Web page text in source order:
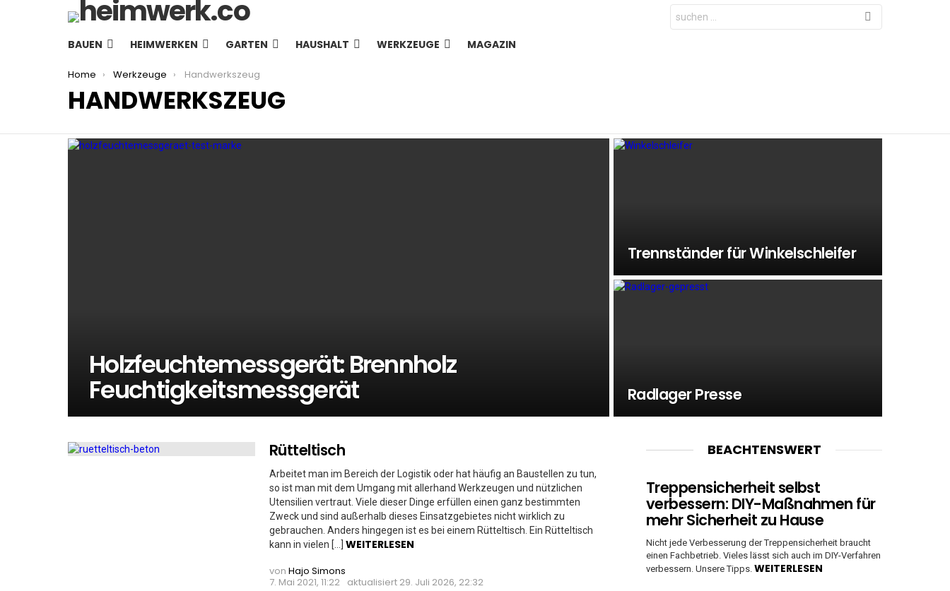
Search
for:
BAUEN HEIMWERKEN GARTEN HAUSHALT WERKZEUGE MAGAZIN
You are here:
Home Werkzeuge Handwerkszeug
HANDWERKSZEUG
LATEST
Holzfeuchtemessgerät: Brennholz
Feuchtigkeitsmessgerät
Trennständer für Winkelschleifer
Radlager Presse
MORE
Rütteltisch
Arbeitet man im Bereich der Logistik oder hat häufig an Baustellen zu tun,
so ist man mit dem Umgang mit allerhand Werkzeugen und nützlichen
Utensilien vertraut. Viele dieser Dinge erfüllen einen ganz bestimmten
Zweck und sind außerhalb dieses Einsatzgebietes nicht wirklich zu
gebrauchen. Anders hingegen ist es bei einem Rütteltisch. Ein Rütteltisch
kann in vielen […] WEITERLESEN
von Hajo Simons
7. Mai 2021, 11:22 aktualisiert 29. Juli 2026, 22:32
BEACHTENSWERT
Treppensicherheit selbst
verbessern: DIY-Maßnahmen für
mehr Sicherheit zu Hause
Nicht jede Verbesserung der Treppensicherheit braucht
einen Fachbetrieb. Vieles lässt sich auch im DIY-Verfahren
verbessern. Unsere Tipps. WEITERLESEN